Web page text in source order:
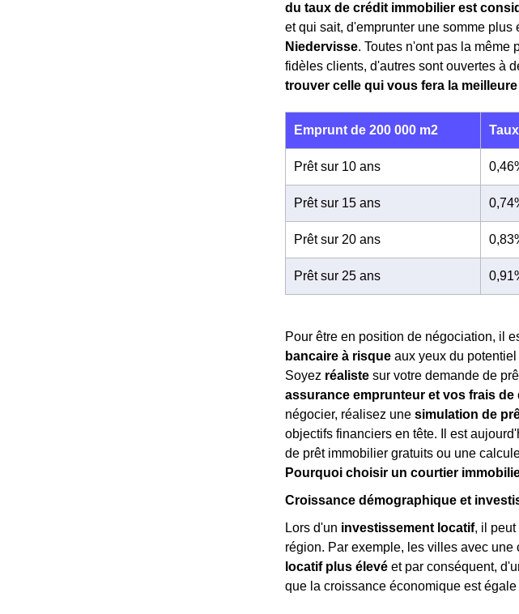
du taux de crédit immobilier est
et qui sait, d'emprunter une somme plus
Niedervisse. Toutes n'ont pas la même
fidèles clients, d'autres sont ouvertes à
trouver celle qui vous fera la
Emprunt de 200 000 m2
Prêt sur 10 ans
Prêt sur 15 ans
Prêt sur 20 ans
Prêt sur 25 ans
Pour être en position de négociation, il
bancaire à risque aux yeux du
Soyez réaliste sur votre demande de
assurance emprunteur et vos frais de
négocier, réalisez une simulation de
objectifs financiers en tête. Il est
de prêt immobilier gratuits ou une
Pourquoi choisir un courtier
Croissance démographique et
Lors d'un investissement locatif, il peut
région. Par exemple, les villes avec
locatif plus élevé et par conséquent,
que la croissance économique est égale